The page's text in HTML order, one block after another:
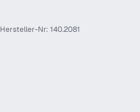
Hersteller-Nr: 140.2081